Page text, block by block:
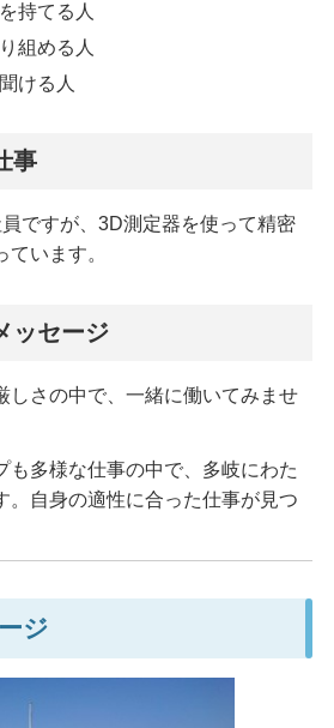
持てる人
組める人
ける人
事
ですが、3D測定器を使って精密
います。
ッセージ
しさの中で、一緒に働いてみませ
も多様な仕事の中で、多岐にわた
。自身の適性に合った仕事が見つ
ジ